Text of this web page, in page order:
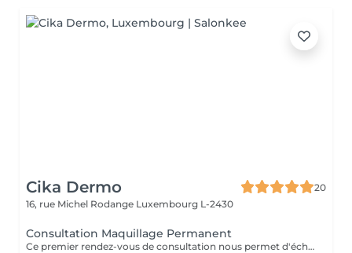
Cika Dermo
20
16, rue Michel Rodange Luxembourg L-2430
Consultation Maquillage Permanent
Ce premier rendez-vous de consultation nous permet d'échanger ensemble sur vos attentes, vous expliquer en détails nos techniques de maquillage permanent nouvelle génération et réaliser une simulation au crayon.